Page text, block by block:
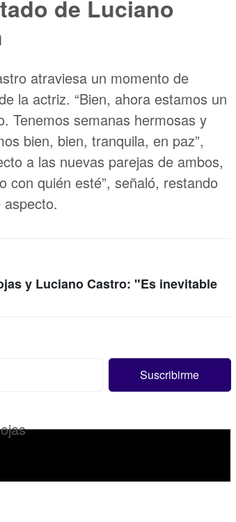
de Luciano
atraviesa un momento de
la actriz. “Bien, ahora estamos un
Tenemos semanas hermosas y
bien, bien, tranquila, en paz”,
a las nuevas parejas de ambos,
quién esté”, señaló, restando
y Luciano Castro: "Es inevitable